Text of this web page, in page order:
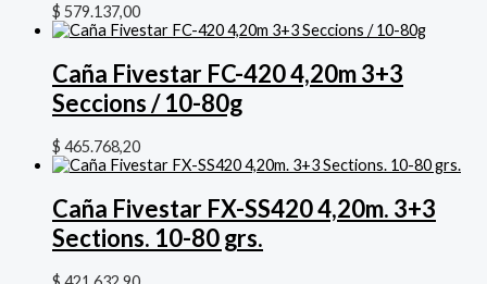
$ 579.137,00
Caña Fivestar FC-420 4,20m 3+3
Seccions / 10-80g
$ 465.768,20
Caña Fivestar FX-SS420 4,20m. 3+3
Sections. 10-80 grs.